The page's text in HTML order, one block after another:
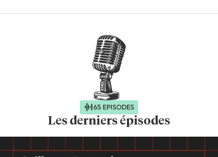
65 EPISODES
Les derniers épisodes